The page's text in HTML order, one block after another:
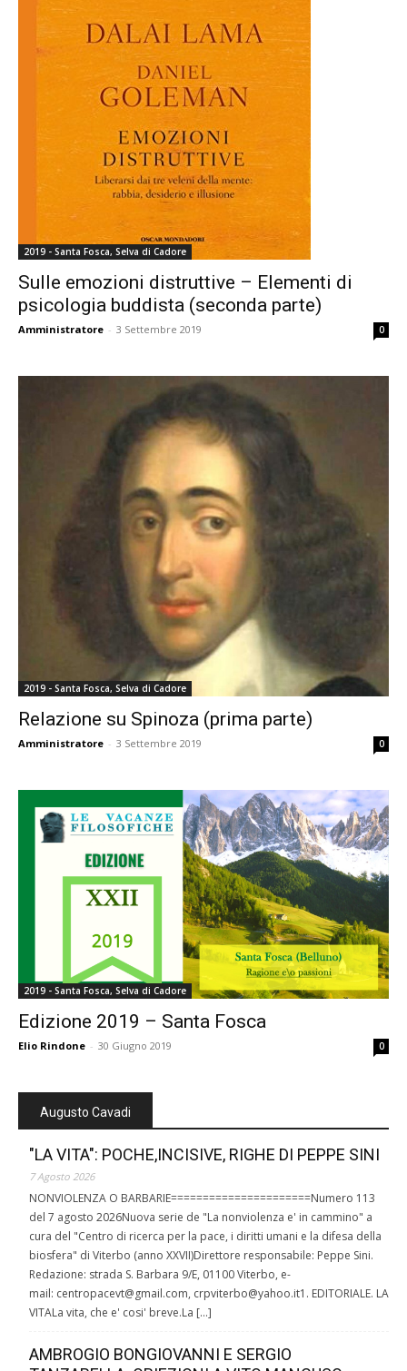
2019 - Santa Fosca, Selva di Cadore
Sulle emozioni distruttive – Elementi di
psicologia buddista (seconda parte)
Amministratore - 3 Settembre 2019 0
2019 - Santa Fosca, Selva di Cadore
Relazione su Spinoza (prima parte)
Amministratore - 3 Settembre 2019 0
2019 - Santa Fosca, Selva di Cadore
Edizione 2019 – Santa Fosca
Elio Rindone - 30 Giugno 2019 0
Augusto Cavadi
"LA VITA": POCHE,INCISIVE, RIGHE DI PEPPE SINI
7 Agosto 2026
NONVIOLENZA O BARBARIE======================Numero 113
del 7 agosto 2026Nuova serie de "La nonviolenza e' in cammino" a
cura del "Centro di ricerca per la pace, i diritti umani e la difesa della
biosfera" di Viterbo (anno XXVII)Direttore responsabile: Peppe Sini.
Redazione: strada S. Barbara 9/E, 01100 Viterbo, e-
mail: centropacevt@gmail.com, crpviterbo@yahoo.it1. EDITORIALE. LA
VITALa vita, che e' cosi' breve.La […]
AMBROGIO BONGIOVANNI E SERGIO